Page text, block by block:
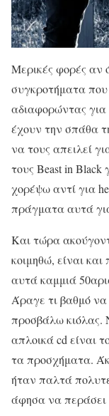
Μερικές φορές αν
συγκροτήματα
αδιαφορώντας για
έχουν την σπάθα
να τους απειλεί
τους Beast in
χορέψω αντί για
πράγματα αυτά
Και τώρα
κοιμηθώ, είναι
αυτά καμμιά
Άραγε τι βαθμό
προσβάλω κιόλας.
απλοικά cd είναι
τα προσχήματα.
ήταν παλτά
άφησα να περάσει